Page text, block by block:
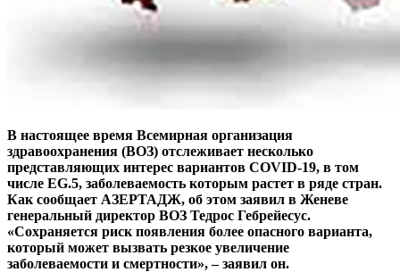
В настоящее время Всемирная организация
здравоохранения (ВОЗ) отслеживает несколько
представляющих интерес вариантов COVID-19, в том
числе EG.5, заболеваемость которым растет в ряде стран.
Как сообщает АЗЕРТАДЖ, об этом заявил в Женеве
генеральный директор ВОЗ Тедрос Гебрейесус.
«Сохраняется риск появления более опасного варианта,
который может вызвать резкое увеличение
заболеваемости и смертности», – заявил он.